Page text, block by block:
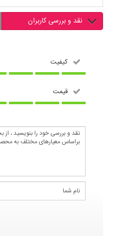
نقد و بررسی کاربران
کیفیت
قیمت